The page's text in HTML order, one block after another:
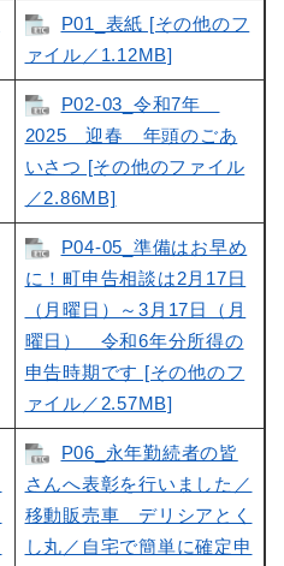
P01_表紙 [その他のフ
ァイル／1.12MB]
P02-03_令和7年
2025 迎春 年頭のごあ
いさつ [その他のファイル
／2.86MB]
P04-05_準備はお早め
に！町申告相談は2月17日
（月曜日）～3月17日（月
曜日） 令和6年分所得の
申告時期です [その他のフ
ァイル／2.57MB]
P06_永年勤続者の皆
さんへ表彰を行いました／
移動販売車 デリシアとく
し丸／自宅で簡単に確定申